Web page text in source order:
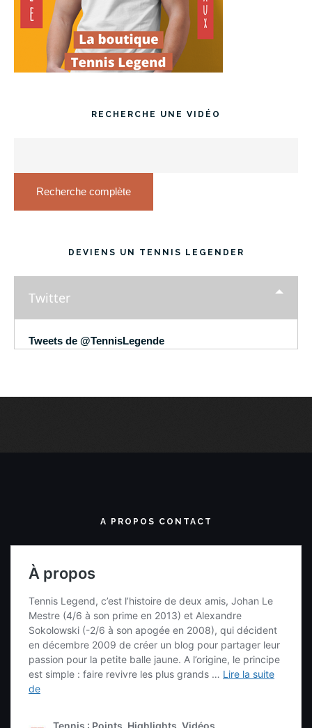
RECHERCHE UNE VIDÉO
Recherche complète
DEVIENS UN TENNIS LEGENDER
Twitter
Tweets de @TennisLegende
A PROPOS CONTACT